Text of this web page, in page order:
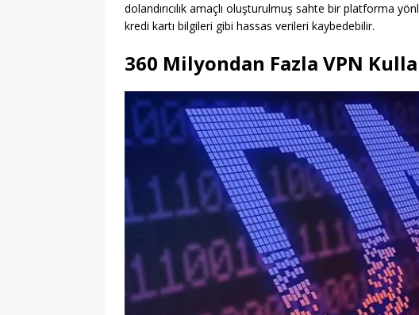
dolandırıcılık amaçlı oluşturulmuş sahte bir platforma
kredi kartı bilgileri gibi hassas verileri kaybedebilir.
360 Milyondan Fazla VPN